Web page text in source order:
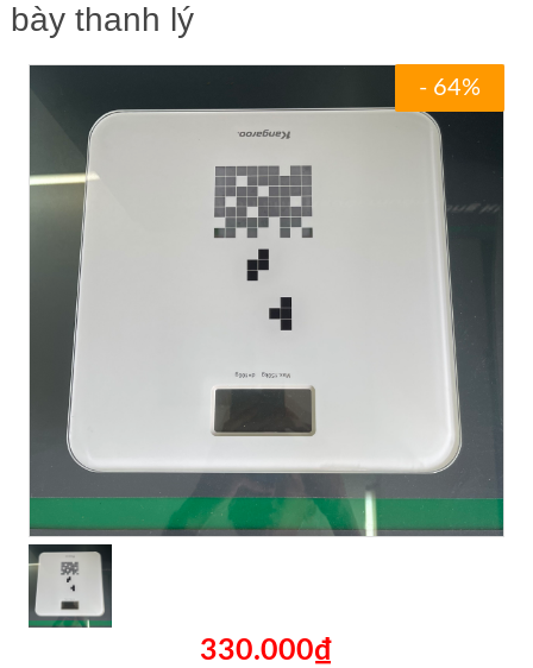
bày thanh lý
- 64%
330.000₫